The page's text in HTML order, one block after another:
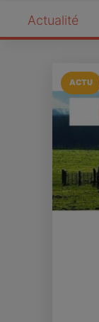
Actualité
ACTU